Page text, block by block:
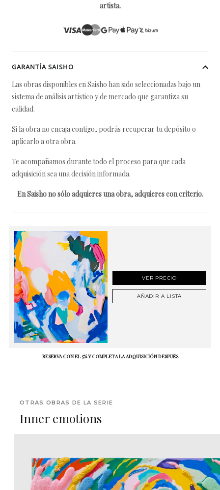
artista.
GARANTÍA SAISHO
Las obras disponibles en Saisho han sido seleccionadas bajo un
sistema de análisis artístico y de mercado que garantiza su
calidad.
Si la obra no encaja contigo, podrás recuperar tu depósito o
aplicarlo a otra obra.
Te acompañamos durante todo el proceso para que cada
adquisición sea una decisión informada.
En Saisho no sólo adquieres una obra, adquieres con criterio.
VER PRECIO
AÑADIR A LISTA
RESERVA CON EL 5% Y COMPLETA LA ADQUISICIÓN DESPUÉS
OTRAS OBRAS DE LA SERIE
Inner emotions